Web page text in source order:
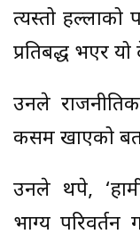
त्यस्तो हल्लाको
प्रतिबद्ध भएर
उनले
कसम खाएको
उनले थपे,
भाग्य